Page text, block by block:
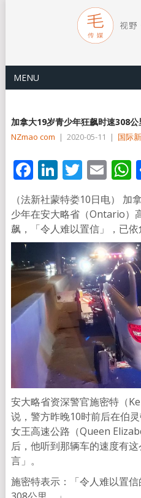
MENU
加拿大19岁青少年狂飙时速308
NZmao com | 2020-05-11 | 国际
Facebook
LinkedIn
（法新社蒙特娄10日电） 加
少年在安大略省（Ontario）
飙，「令人难以置信」，已依
安大略省资深警官施密特（
说，警方昨晚10时前后在伯
女王高速公路（Queen
后，他听到那辆车的速度有
言」。
施密特表示：「令人难以置